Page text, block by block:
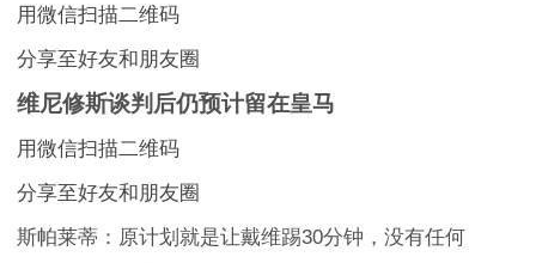
用微信扫描二维码
分享至好友和朋友圈
维尼修斯谈判后仍预计留在皇马
用微信扫描二维码
分享至好友和朋友圈
斯帕莱蒂：原计划就是让戴维踢30分钟，没有任何